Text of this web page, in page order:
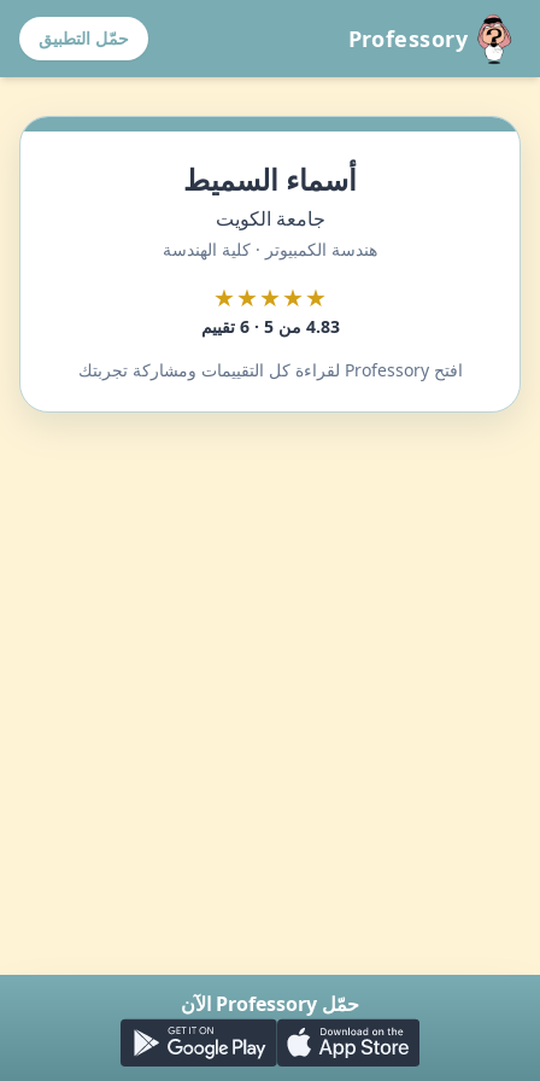
Professory حمّل التطبيق
أسماء السميط
جامعة الكويت
هندسة الكمبيوتر · كلية الهندسة
★★★★★
4.83 من 5 · 6 تقييم
افتح Professory لقراءة كل التقييمات ومشاركة تجربتك
حمّل Professory الآن